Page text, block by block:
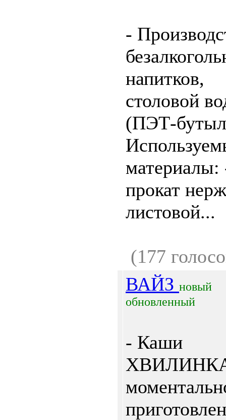
-
напитков,
столовой
(ПЭТ-
прокат
листовой...
(177
ВАЙЗ новый
обновленный
- Каши